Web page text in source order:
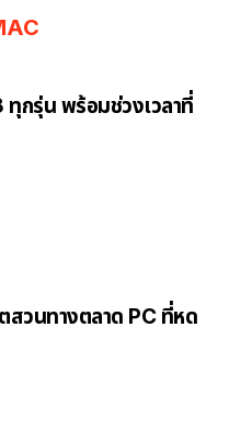
กรุ่น พร้อมช่วงเวลาที่
สวนทางตลาด PC ที่หด